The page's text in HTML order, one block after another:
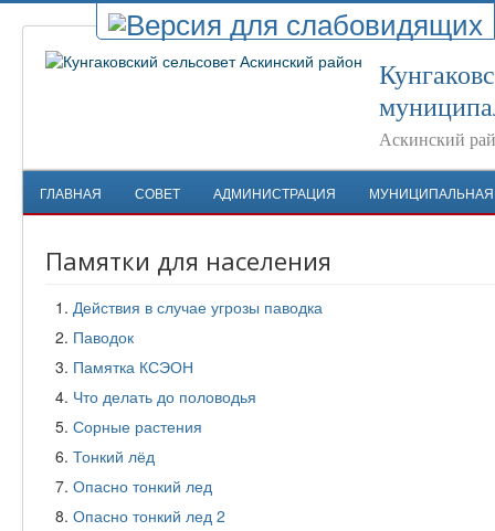
Аскинский
ГЛАВНАЯ СОВЕТ АДМИНИСТРАЦИЯ
Памятки для населения
Действия в случае угрозы паводка
Паводок
Памятка КСЭОН
Что делать до половодья
Сорные растения
Тонкий лёд
Опасно тонкий лед
Опасно тонкий лед 2